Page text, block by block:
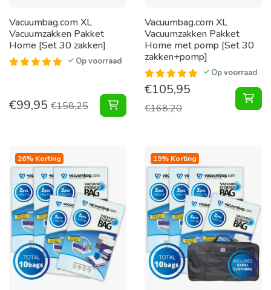
Vacuumbag.com XL
Vacuumzakken Pakket
Home [Set 30 zakken]
Op voorraad
€99,95 €158,25 XL Vacuumzakken Pakket Home
Vacuumbag.com XL
Vacuumzakken Pakket
Home met pomp [Set 30
zakken+pomp]
Op voorraad
€105,95
€168,20
XL
26% Korting 19% Korting